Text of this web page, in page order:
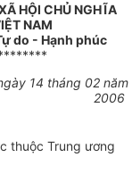
HỘI CHỦ NGHĨA
NAM
do - Hạnh phúc
14 tháng 02 năm
2006
thuộc Trung ương